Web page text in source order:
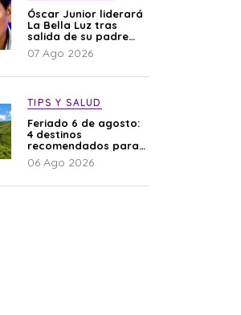
Óscar Junior liderará
La Bella Luz tras
salida de su padre
por polémica con
Naldy Saldaña
07 Ago 2026
TIPS Y SALUD
Feriado 6 de agosto:
4 destinos
recomendados para
disfrutar el descanso
06 Ago 2026